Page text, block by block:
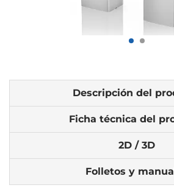
Descripción del
Ficha técnica del
2D / 3D
Folletos y